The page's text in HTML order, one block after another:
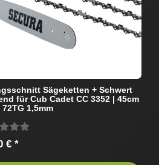
Sägeketten + Schwert
für Cub Cadet CC 3352 | 45cm
72TG 1,5mm
€ *